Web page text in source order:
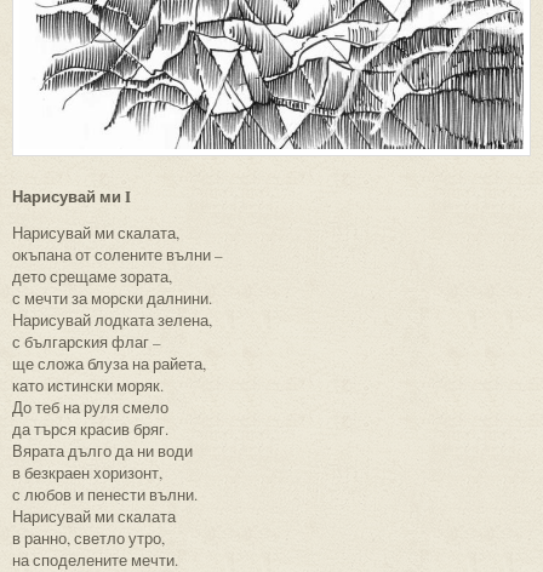
Нарисувай ми I
Нарисувай ми скалата,
окъпана от солените вълни –
дето срещаме зората,
с мечти за морски далнини.
Нарисувай лодката зелена,
с българския флаг –
ще сложа блуза на райета,
като истински моряк.
До теб на руля смело
да търся красив бряг.
Вярата дълго да ни води
в безкраен хоризонт,
с любов и пенести вълни.
Нарисувай ми скалата
в ранно, светло утро,
на споделените мечти.